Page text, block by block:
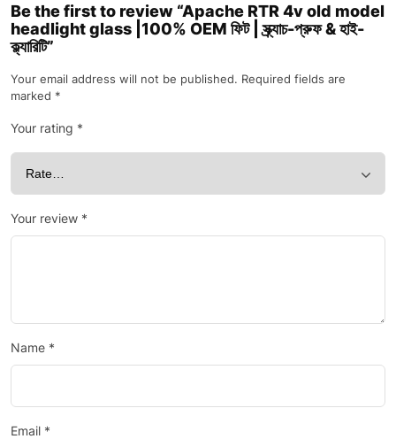
Be the first to review “Apache RTR 4v old model
headlight glass |100% OEM ফিট | স্ক্র্যাচ-প্রুফ & হাই-
ক্ল্যারিটি”
Your email address will not be published. Required fields are
marked *
Your rating *
Your review *
Name *
Email *